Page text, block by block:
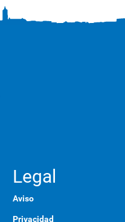
Legal
Aviso
Privacidad